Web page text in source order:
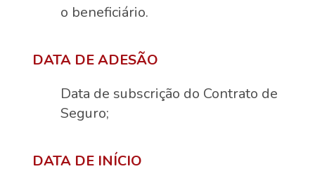
o beneficiário.
DATA DE ADESÃO
Data de subscrição do Contrato de
Seguro;
DATA DE INÍCIO